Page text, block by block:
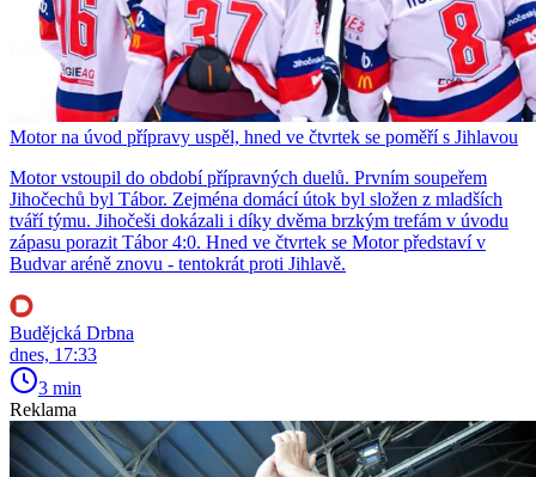
Motor na úvod přípravy uspěl, hned ve čtvrtek se poměří s Jihlavou
Motor vstoupil do období přípravných duelů. Prvním soupeřem
Jihočechů byl Tábor. Zejména domácí útok byl složen z mladších
tváří týmu. Jihočeši dokázali i díky dvěma brzkým trefám v úvodu
zápasu porazit Tábor 4:0. Hned ve čtvrtek se Motor představí v
Budvar aréně znovu - tentokrát proti Jihlavě.
Budějcká Drbna
dnes, 17:33
3 min
Reklama